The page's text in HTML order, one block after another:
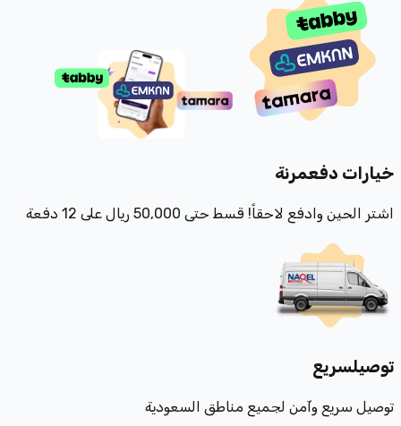
خيارات دفعمرنة
اشتر الحين وادفع لاحقاً! قسط حتى 50,000 ريال على 12 دفعة
توصيلسريع
توصيل سريع وآمن لجميع مناطق السعودية